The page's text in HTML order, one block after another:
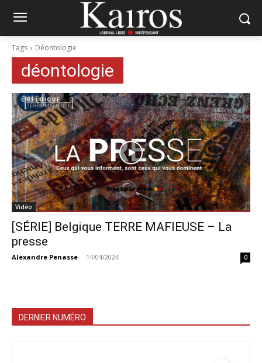
Tags Déontologie
déontologie
Vidéo
[SÉRIE] Belgique TERRE MAFIEUSE – La
presse
Alexandre Penasse - 14/04/2024 0
DERNIER NUMÉRO